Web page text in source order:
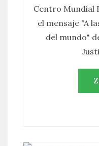
Centro Mundial
el mensaje "A
del mundo"